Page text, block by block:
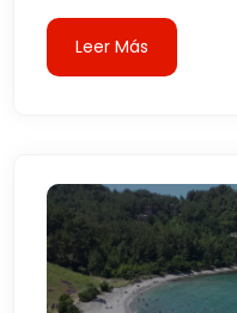
Leer Más